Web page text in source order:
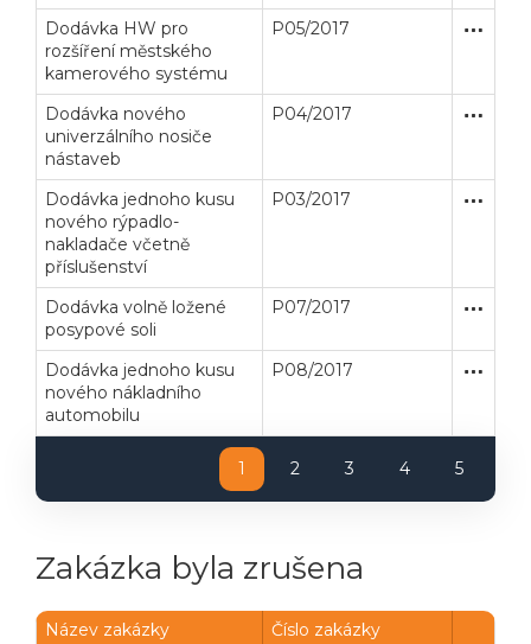
Dodávka HW pro
rozšíření městského
kamerového systému
P05/2017
Dodávka nového
univerzálního nosiče
nástaveb
P04/2017
Dodávka jednoho kusu
nového rýpadlo-
nakladače včetně
příslušenství
P03/2017
Dodávka volně ložené
posypové soli
P07/2017
Dodávka jednoho kusu
nového nákladního
automobilu
P08/2017
1 2 3 4 5
Zakázka byla zrušena
Název zakázky Číslo zakázky
Veřejné zakázky Zadavatel